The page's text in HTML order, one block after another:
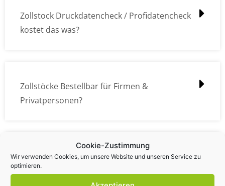
Cookie-Zustimmung
Wir verwenden Cookies, um unsere Website und unseren Service zu
optimieren.
Zollstock Druckdatencheck / Profidatencheck
kostet das was?
Zollstöcke Bestellbar für Firmen &
Privatpersonen?
Wie kann ich die Daten (z.B. Logos und Texte)
übermitteln?